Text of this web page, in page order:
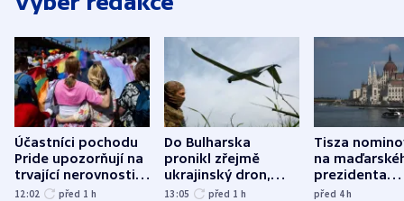
Účastníci pochodu
Pride upozorňují na
trvající nerovnosti i
společenskou
12:02 před 1 h
Do Bulharska
pronikl zřejmě
ukrajinský dron,
explodoval kilometr
13:05 před 1 h
Tisza
na
prezidenta
bývalého
před 4h